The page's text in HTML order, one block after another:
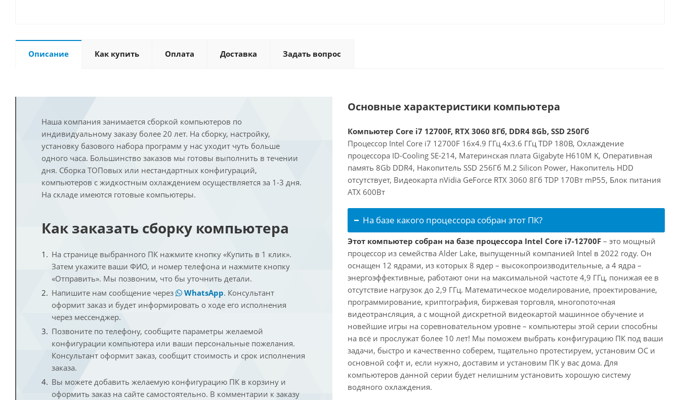
Описание Как купить Оплата Доставка Задать вопрос
Наша компания занимается сборкой компьютеров по
индивидуальному заказу более 20 лет. На сборку, настройку,
установку базового набора программ у нас уходит чуть больше
одного часа. Большинство заказов мы готовы выполнить в течении
дня. Сборка ТОПовых или нестандартных конфигураций,
компьютеров с жидкостным охлаждением осуществляется за 1-3 дня.
На складе имеются готовые компьютеры.
Как заказать сборку компьютера
На странице выбранного ПК нажмите кнопку «Купить в 1 клик».
Затем укажите ваши ФИО, и номер телефона и нажмите кнопку
«Отправить». Мы позвоним, что бы уточнить детали.
Напишите нам сообщение через
WhatsApp. Консультант
оформит заказ и будет информировать о ходе его исполнения
через мессенджер.
Позвоните по телефону, сообщите параметры желаемой
конфигурации компьютера или ваши персональные пожелания.
Консультант оформит заказ, сообщит стоимость и срок исполнения
заказа.
Вы можете добавить желаемую конфигурацию ПК в корзину и
оформить заказ на сайте самостоятельно. В комментарии к заказу
Основные характеристики компьютера
Компьютер Core i7 12700F, RTX 3060 8Гб, DDR4 8Gb, SSD 250Гб
Процессор Intel Core i7 12700F 16x4.9 ГГц 4x3.6 ГГц TDP 180В, Охлаждение
процессора ID-Cooling SE-214, Материнская плата Gigabyte H610M K, Оперативная
память 8Gb DDR4, Накопитель SSD 256Гб M.2 Silicon Power, Накопитель HDD
отсутствует, Видеокарта nVidia GeForce RTX 3060 8Гб TDP 170Вт mP55, Блок питания
ATX 600Вт
На базе какого процессора собран этот ПК?
Этот компьютер собран на базе процессора Intel Core i7-12700F – это мощный
процессор из семейства Alder Lake, выпущенный компанией Intel в 2022 году. Он
оснащен 12 ядрами, из которых 8 ядер – высокопроизводительные, а 4 ядра –
энергоэффективные, работают они на максимальной частоте 4,9 ГГц, понижая ее в
отсутствие нагрузок до 2,9 ГГц. Математическое моделирование, проектирование,
программирование, криптография, биржевая торговля, многопоточная
видеотрансляция, а с мощной дискретной видеокартой машинное обучение и
новейшие игры на соревновательном уровне – компьютеры этой серии способны
на всё и прослужат более 10 лет! Мы поможем выбрать конфигурацию ПК под ваши
задачи, быстро и качественно соберем, тщательно протестируем, установим ОС и
основной софт и, если нужно, доставим и установим ПК у вас дома. Для
компьютеров данной серии будет нелишним установить хорошую систему
водяного охлаждения.